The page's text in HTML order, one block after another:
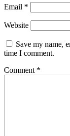
Email *
Website
Save my name,
time I comment.
Comment *